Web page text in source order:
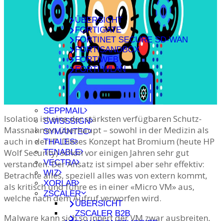
FORTINET
ÜBERSICHT
FORTIGATE
FORTINET SECURE SD-WAN
FORTISANDBOX
FORTIWEB
FORTI WLAN
HUNTERS
ILLUMIO
NETSKOPE
SEPPMAIL
SWISSSIGN
SYMANTEC
THALES
TENABLE
VECTRA
WIZ
XORLAB
ZSCALER
ÜBERSICHT
ZSCALER B2B
Isolation ist eine der stärksten verfügbaren Schutz-
Massnahmen überhaupt – sowohl in der Medizin als
auch in der IT. Dieses Konzept hat Bromium (heute HP
Wolf Security) schon vor einigen Jahren sehr gut
verstanden. Der Ansatz ist simpel aber sehr effektiv:
Betrachte alles, speziell alles was von extern kommt,
als kritisch und führe es in einer «Micro VM» aus,
welche nach dem Aufruf verworfen wird.
Malware kann sich so innert der VM zwar ausbreiten,